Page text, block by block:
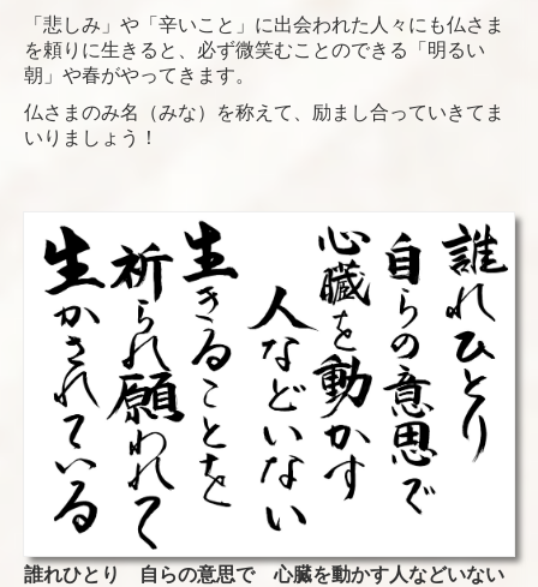
「悲しみ」や「辛いこと」に出会われた人々にも仏さま
を頼りに生きると、必ず微笑むことのできる「明るい
朝」や春がやってきます。
仏さまのみ名（みな）を称えて、励まし合っていきてま
いりましょう！
誰れひとり 自らの意思で 心臓を動かす人などいない